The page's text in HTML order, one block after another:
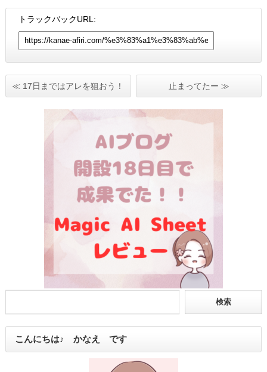
トラックバックURL:
≪ 17日まではアレを狙おう！ 止まってたー ≫
こんにちは♪ かなえ です